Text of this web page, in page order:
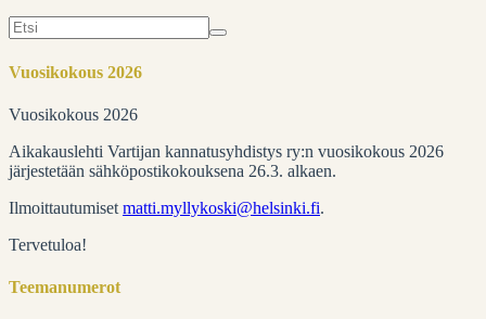
Search
for:
Vuosikokous 2026
Vuosikokous 2026
Aikakauslehti Vartijan kannatusyhdistys ry:n vuosikokous 2026
järjestetään sähköpostikokouksena 26.3. alkaen.
Ilmoittautumiset matti.myllykoski@helsinki.fi.
Tervetuloa!
Teemanumerot